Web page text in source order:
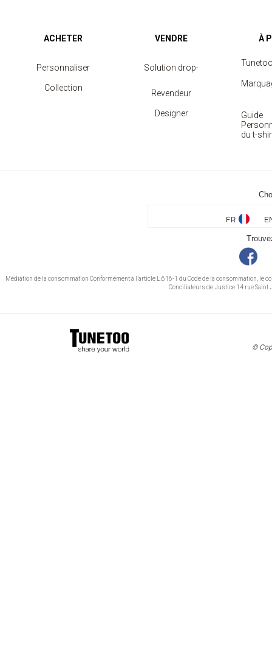
ACHETER
Personnaliser
Collection
VENDRE
Solution drop-
shipping
Revendeur
Designer
À
Guide
du t-
FR
Médiation de la consommation Conformément à l’article L.616-1 du Code de la consommation,
Conciliateurs de Justice 14 rue Saint
©